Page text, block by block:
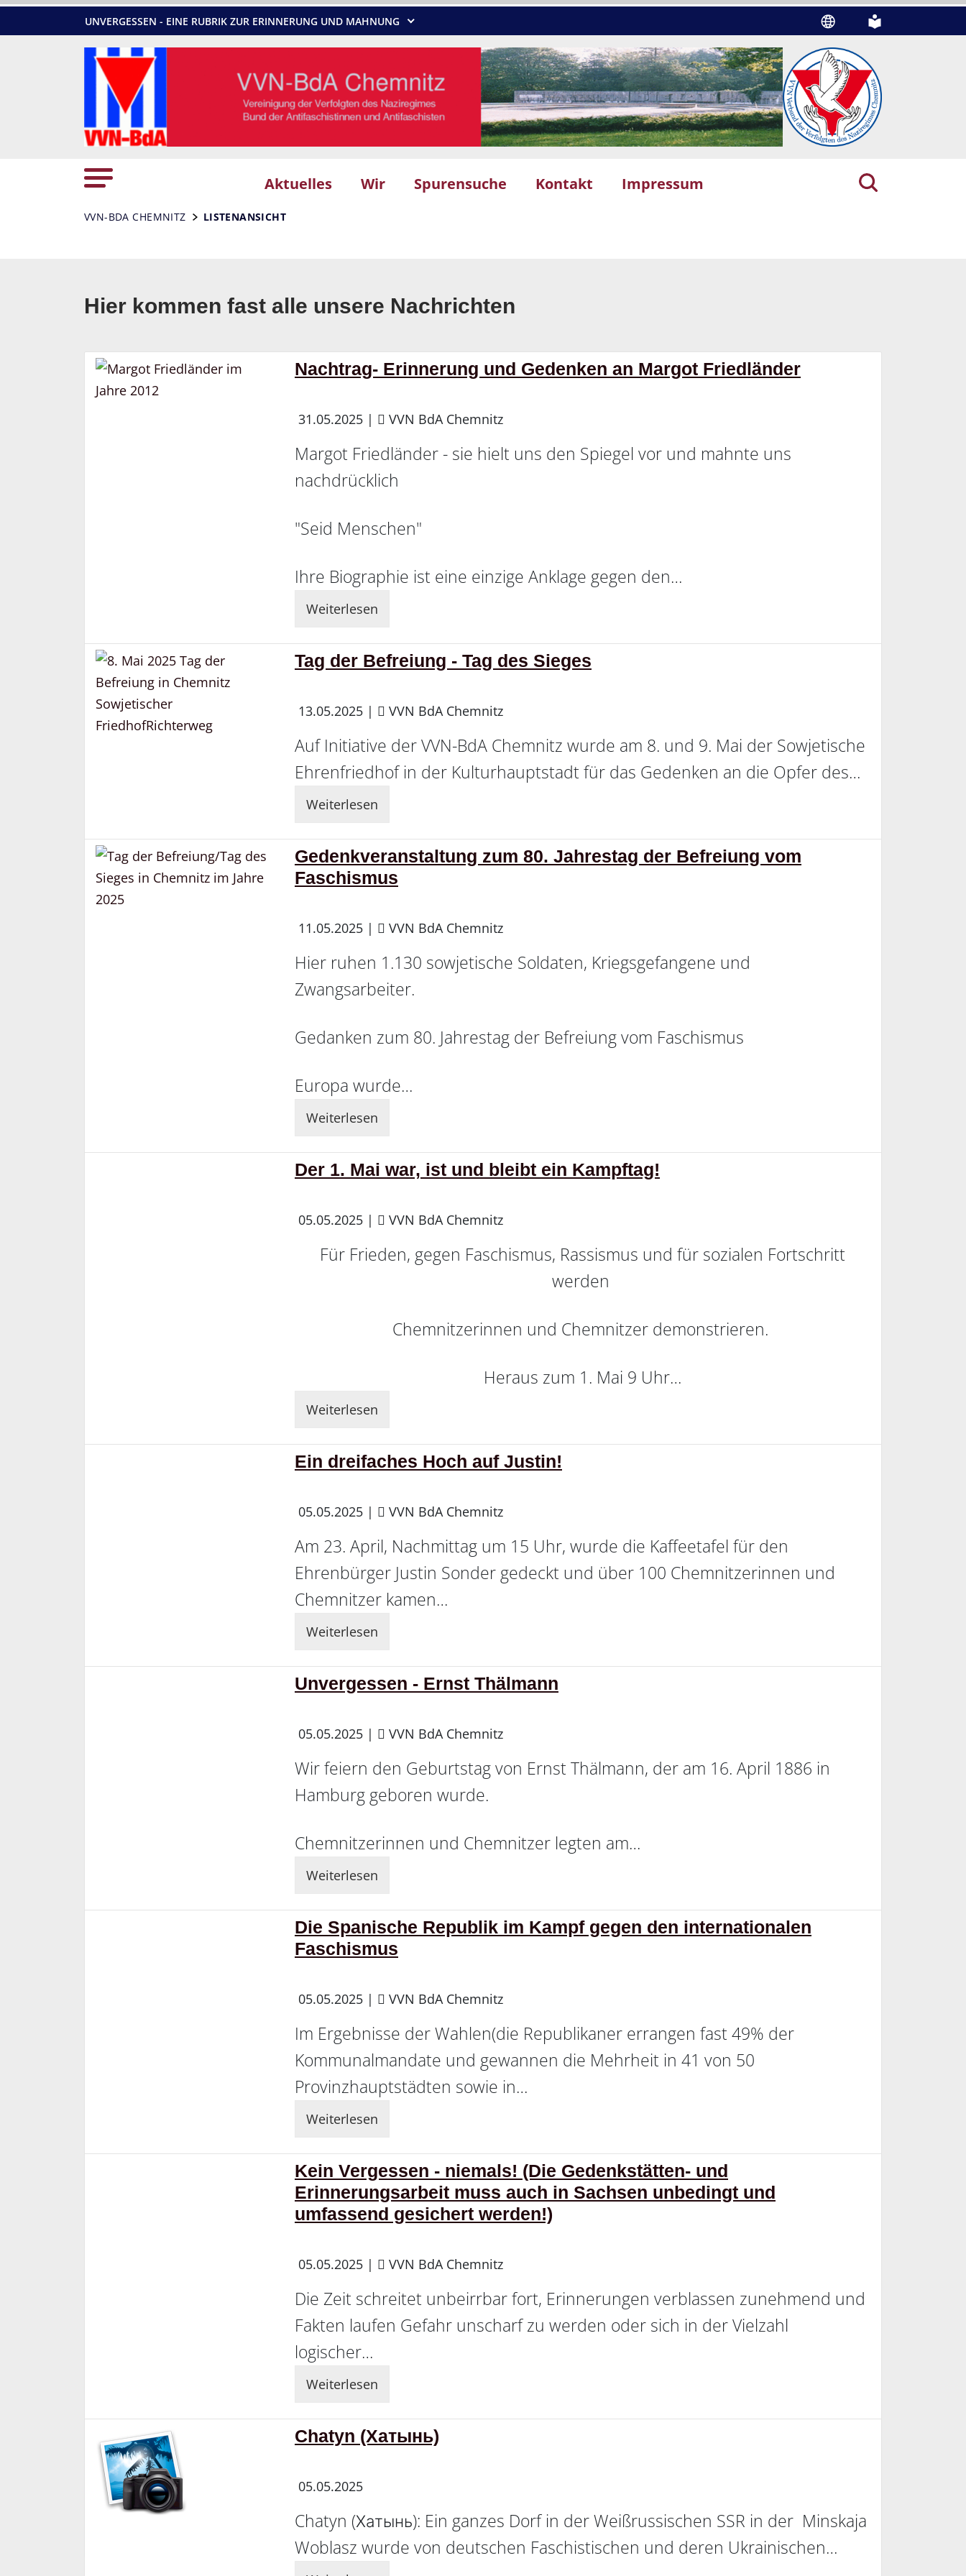
UNVERGESSEN - EINE RUBRIK ZUR ERINNERUNG UND MAHNUNG
Aktuelles Wir Spurensuche Kontakt Impressum
VVN-BDA CHEMNITZ LISTENANSICHT
Hier kommen fast alle unsere Nachrichten
Nachtrag- Erinnerung und Gedenken an Margot Friedländer
31.05.2025 | VVN BdA Chemnitz
Margot Friedländer - sie hielt uns den Spiegel vor und mahnte uns
nachdrücklich
"Seid Menschen"
Ihre Biographie ist eine einzige Anklage gegen den…
Weiterlesen
Tag der Befreiung - Tag des Sieges
13.05.2025 | VVN BdA Chemnitz
Auf Initiative der VVN-BdA Chemnitz wurde am 8. und 9. Mai der Sowjetische
Ehrenfriedhof in der Kulturhauptstadt für das Gedenken an die Opfer des…
Weiterlesen
Gedenkveranstaltung zum 80. Jahrestag der Befreiung vom
Faschismus
11.05.2025 | VVN BdA Chemnitz
Hier ruhen 1.130 sowjetische Soldaten, Kriegsgefangene und
Zwangsarbeiter.
Gedanken zum 80. Jahrestag der Befreiung vom Faschismus
Europa wurde…
Weiterlesen
Der 1. Mai war, ist und bleibt ein Kampftag!
05.05.2025 | VVN BdA Chemnitz
Für Frieden, gegen Faschismus, Rassismus und für sozialen Fortschritt
werden
Chemnitzerinnen und Chemnitzer demonstrieren.
Heraus zum 1. Mai 9 Uhr…
Weiterlesen
Ein dreifaches Hoch auf Justin!
05.05.2025 | VVN BdA Chemnitz
Am 23. April, Nachmittag um 15 Uhr, wurde die Kaffeetafel für den
Ehrenbürger Justin Sonder gedeckt und über 100 Chemnitzerinnen und
Chemnitzer kamen…
Weiterlesen
Unvergessen - Ernst Thälmann
05.05.2025 | VVN BdA Chemnitz
Wir feiern den Geburtstag von Ernst Thälmann, der am 16. April 1886 in
Hamburg geboren wurde.
Chemnitzerinnen und Chemnitzer legten am…
Weiterlesen
Die Spanische Republik im Kampf gegen den internationalen
Faschismus
05.05.2025 | VVN BdA Chemnitz
Im Ergebnisse der Wahlen(die Republikaner errangen fast 49% der
Kommunalmandate und gewannen die Mehrheit in 41 von 50
Provinzhauptstädten sowie in…
Weiterlesen
Kein Vergessen - niemals! (Die Gedenkstätten- und
Erinnerungsarbeit muss auch in Sachsen unbedingt und
umfassend gesichert werden!)
05.05.2025 | VVN BdA Chemnitz
Die Zeit schreitet unbeirrbar fort, Erinnerungen verblassen zunehmend und
Fakten laufen Gefahr unscharf zu werden oder sich in der Vielzahl
logischer…
Weiterlesen
Chatyn (Хатынь)
05.05.2025
Chatyn (Хатынь): Ein ganzes Dorf in der Weißrussischen SSR in der Minskaja
Woblasz wurde von deutschen Faschistischen und deren Ukrainischen…